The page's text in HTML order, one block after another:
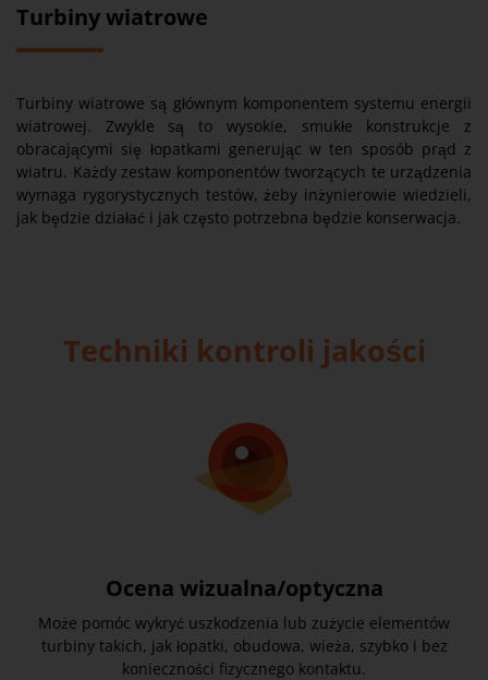
Turbiny wiatrowe
Turbiny wiatrowe są głównym komponentem systemu energii
wiatrowej. Zwykle są to wysokie, smukłe konstrukcje z
obracającymi się łopatkami generując w ten sposób prąd z
wiatru. Każdy zestaw komponentów tworzących te urządzenia
wymaga rygorystycznych testów, żeby inżynierowie wiedzieli,
jak będzie działać i jak często potrzebna będzie konserwacja.
Techniki kontroli jakości
Ocena wizualna/optyczna
Może pomóc wykryć uszkodzenia lub zużycie elementów
turbiny takich, jak łopatki, obudowa, wieża, szybko i bez
konieczności fizycznego kontaktu.